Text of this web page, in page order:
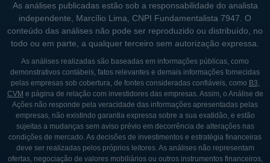
a tomada de decisões estratégicas que
refletem os interesses da empresa.
HISTÓRIA E DESENVOLVIMENTO DA
ROMI
A história da Indústrias Romi é marcada por
inovações e adaptações às mudanças do
mercado. Desde o início de suas operações,
a empresa se destacou por seu
As análises publicadas estão sob a responsabilidade do analista
independente, Marcílio Lima, CNPI Fundamentalista 7947. O
conteúdo das análises não pode ser reproduzido ou distribuído, no
todo ou em parte, a qualquer terceiro sem autorização expressa.
As análises realizadas são baseadas em informações públicas, como
demonstrativos contábeis, fatos relevantes e demais informações fornecidas
pelas empresas sob cobertura, de fontes consideradas confiáveis, como B3,
CVM e página de relação com investidores das empresas. Assim, o Análise de
Ações não responde pela veracidade das informações apresentadas pelas
empresas, não existindo garantia expressa sobre a sua exatidão, e estão
sujeitas a mudanças sem aviso prévio em decorrência de alterações nas
condições de mercado. As decisões de investimentos e estratégia financeiras
deve ser realizadas pelos próprios leitores. As análises não representam
ofertas, negociação de valores mobiliários ou outros instrumentos financeiros,